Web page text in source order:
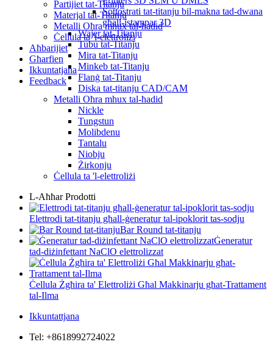
Partijiet tat-Titanju
Materjal tat-Titanju
Metalli Oħra mhux tal-ħadid
Ċellula ta 'l-elettroliżi
Aħbarijiet
Għarfien
Ikkuntatjana
Feedback
Sottostrati tat-titanju bil-makna tad-dwana
għall-istampar 3D
Wajer tat-Titanju
Tubu tat-Titanju
Mira tat-Titanju
Minkeb tat-Titanju
Flanġ tat-Titanju
Diska tat-titanju CAD/CAM
Metalli Oħra mhux tal-ħadid
Nickle
Tungstun
Molibdenu
Tantalu
Niobju
Żirkonju
Ċellula ta 'l-elettroliżi
L-Aħħar Prodotti
Elettrodi tat-titanju għall-ġeneratur tal-ipoklorit tas-sodju
Bar Round tat-titanju
Ġeneratur
tad-diżinfettant NaClO elettrolizzat
Ċellula Żgħira ta' Elettroliżi Għal Makkinarju għat-Trattament
tal-Ilma
Ikkuntattjana
Tel: +8618992724022